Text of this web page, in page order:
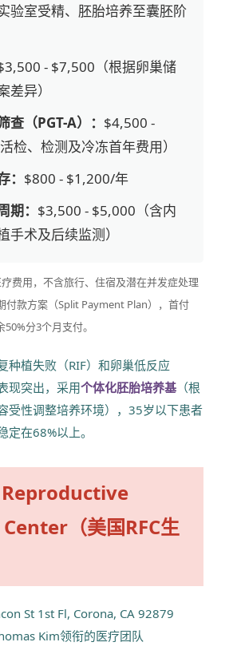
验室受精、胚胎培养至囊胚阶
- $7,500（根据卵巢储
差异）
查（PGT-A）： $4,500 -
检、检测及冷冻首年费用）
$800 - $1,200/年
期： $3,500 - $5,000（含内
手术及后续监测）
费用，不含旅行、住宿及潜在并发症处理
付款方案（Split Payment Plan），首付
分3个月支付。
种植失败（RIF）和卵巢低反应
现突出，采用个体化胚胎培养基 （根
受性调整培养环境），35岁以下患者
定在68%以上。
Reproductive
（美国RFC生
St 1st Fl, Corona, CA 92879
Kim领衔的医疗团队